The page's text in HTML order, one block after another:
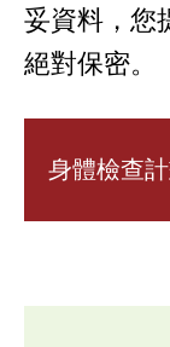
妥資料，您
絕對保密。
身體檢查計